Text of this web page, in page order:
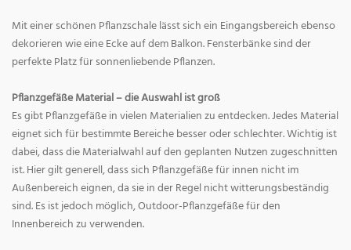
Mit einer schönen Pflanzschale lässt sich ein Eingangsbereich ebenso
dekorieren wie eine Ecke auf dem Balkon. Fensterbänke sind der
perfekte Platz für sonnenliebende Pflanzen.
Pflanzgefäße Material – die Auswahl ist groß
Es gibt Pflanzgefäße in vielen Materialien zu entdecken. Jedes Material
eignet sich für bestimmte Bereiche besser oder schlechter. Wichtig ist
dabei, dass die Materialwahl auf den geplanten Nutzen zugeschnitten
ist. Hier gilt generell, dass sich Pflanzgefäße für innen nicht im
Außenbereich eignen, da sie in der Regel nicht witterungsbeständig
sind. Es ist jedoch möglich, Outdoor-Pflanzgefäße für den
Innenbereich zu verwenden.